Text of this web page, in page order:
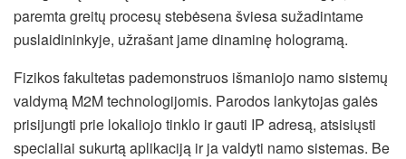
paremta greitų procesų stebėsena šviesa sužadintame
puslaidininkyje, užrašant jame dinaminę hologramą.
Fizikos fakultetas pademonstruos išmaniojo namo sistemų
valdymą M2M technologijomis. Parodos lankytojas galės
prisijungti prie lokaliojo tinklo ir gauti IP adresą, atsisiųsti
specialiai sukurtą aplikaciją ir ja valdyti namo sistemas. Be